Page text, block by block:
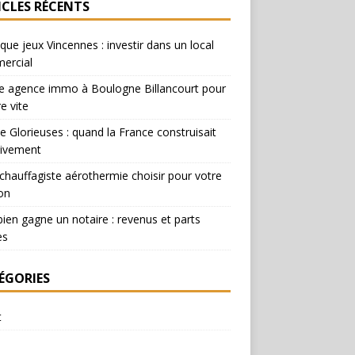
RÉCENTS
jeux Vincennes : investir dans un local
agence immo à Boulogne Billancourt pour
vite
Glorieuses : quand la France construisait
aérothermie choisir pour votre
gagne un notaire : revenus et parts